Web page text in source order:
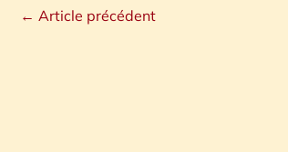
← Article précédent